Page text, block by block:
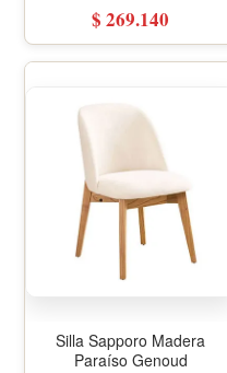
$ 269.140
Silla Sapporo Madera
Paraíso Genoud